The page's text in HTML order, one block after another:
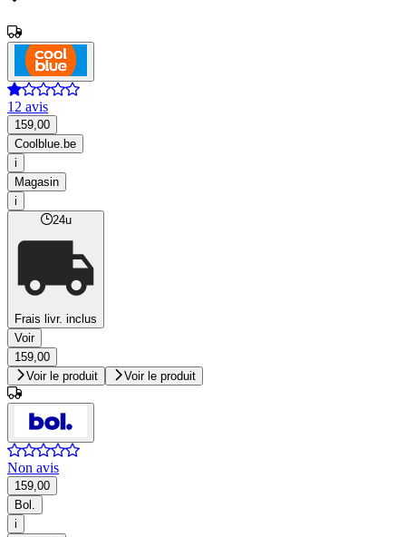
12 avis
159,00
Coolblue.be
i
Magasin
i
24u
Frais livr. inclus
Voir
159,00
Voir le produit
Voir le produit
Non avis
159,00
Bol.
i